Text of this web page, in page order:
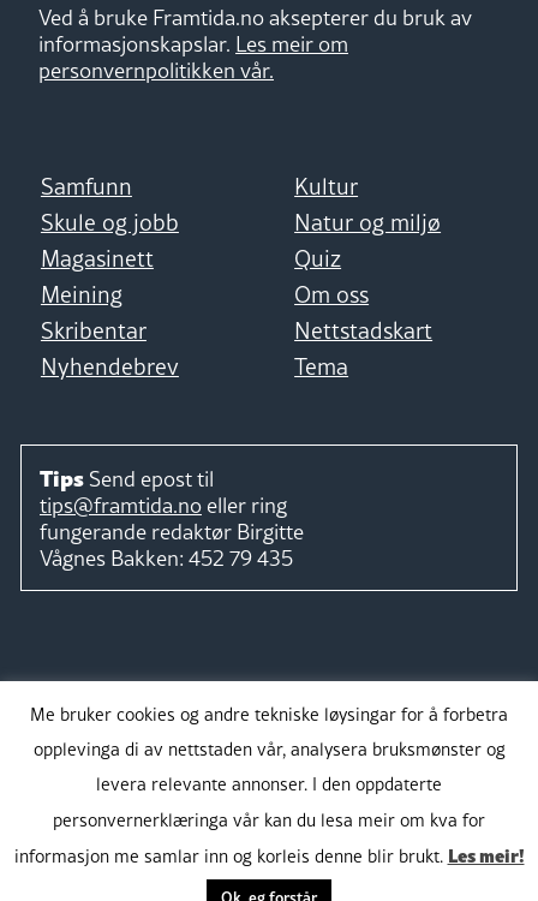
Ved å bruke Framtida.no aksepterer du bruk av
informasjonskapslar. Les meir om
personvernpolitikken vår.
Samfunn
Kultur
Skule og jobb
Natur og miljø
Magasinett
Quiz
Meining
Om oss
Skribentar
Nettstadskart
Nyhendebrev
Tema
Tips Send epost til
tips@framtida.no eller ring
fungerande redaktør Birgitte
Vågnes Bakken: 452 79 435
Takk for støtta:
Me bruker cookies og andre tekniske løysingar for å forbetra
opplevinga di av nettstaden vår, analysera bruksmønster og
levera relevante annonser. I den oppdaterte
personvernerklæringa vår kan du lesa meir om kva for
informasjon me samlar inn og korleis denne blir brukt. Les meir!